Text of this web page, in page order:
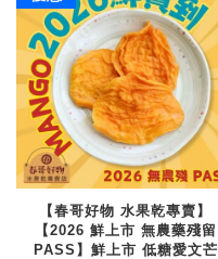
【春哥好物 水果乾專賣】
【2026 鮮上市 無農藥殘留
PASS】鮮上市 低糖愛文芒